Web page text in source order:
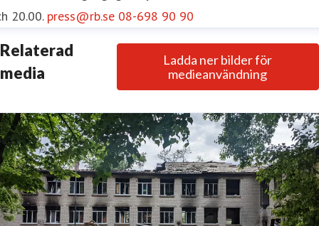
20.00. press@rb.se 08-698 90 90
Relaterad
media
Ladda ner bilder för
medieanvändning